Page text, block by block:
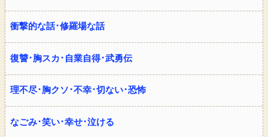
衝撃的な話･修羅場な話
復讐･胸スカ･自業自得･武勇伝
理不尽･胸クソ･不幸･切ない･恐怖
なごみ･笑い･幸せ･泣ける